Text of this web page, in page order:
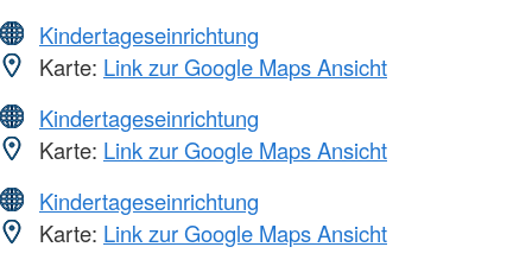
Kindertageseinrichtung
Karte: Link zur Google Maps Ansicht
Kindertageseinrichtung
Karte: Link zur Google Maps Ansicht
Kindertageseinrichtung
Karte: Link zur Google Maps Ansicht